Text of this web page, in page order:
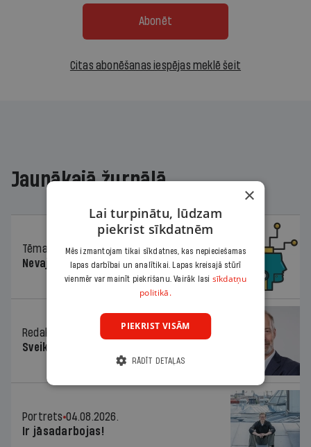
Abonēt
Citas abonēšanas iespējas meklē šeit
Jaunākajā žurnālā
Tēma
04.08.2026.
Nevajag baidīties!
Redaktora sleja
04.08.2026.
Sveika un sveiks!
Portrets 04.08.2026.
Ir jāsadarbojas!
×
Lai turpinātu, lūdzam
piekrist sīkdatnēm
Mēs izmantojam tikai sīkdatnes, kas nepieciešamas
lapas darbībai un analītikai. Lapas kreisajā stūrī
vienmēr var mainīt piekrišanu. Vairāk lasi sīkdatņu
politikā.
PIEKRIST VISĀM
RĀDĪT DETAĻAS